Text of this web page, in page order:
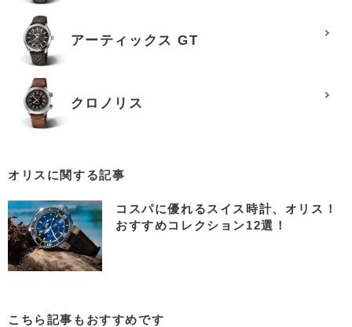
アーティックス GT
クロノリス
オリスに関する記事
コスパに優れるスイス時計、オリス！
おすすめコレクション12選！
こちら記事もおすすめです